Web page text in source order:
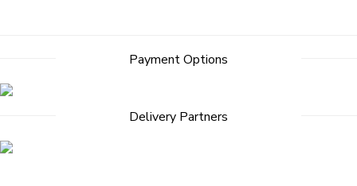
Payment Options
Delivery Partners